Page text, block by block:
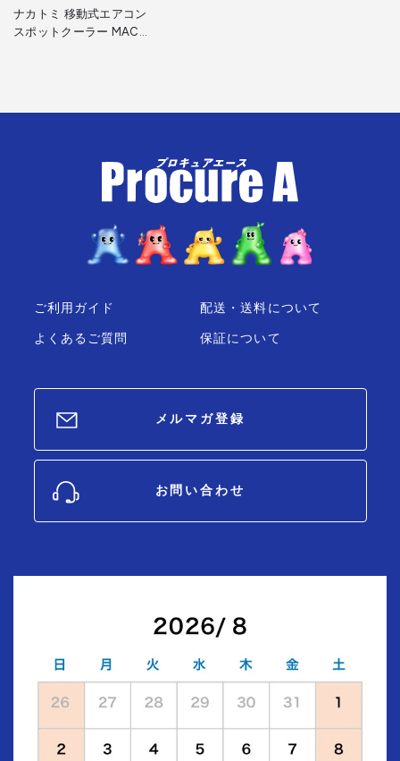
ナカトミ 移動式エアコン
スポットクーラー MAC-
ご利用ガイド
よくあるご質問
配送・送料について
保証について
メルマガ登録
お問い合わせ